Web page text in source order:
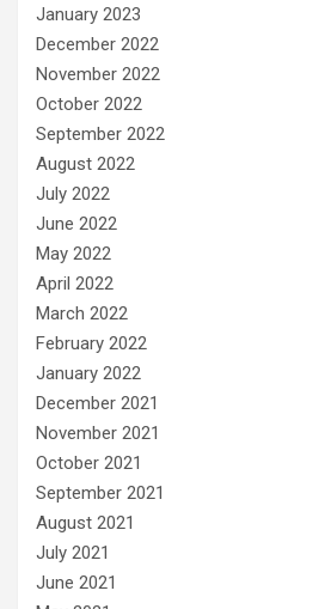
January 2023
December 2022
November 2022
October 2022
September 2022
August 2022
July 2022
June 2022
May 2022
April 2022
March 2022
February 2022
January 2022
December 2021
November 2021
October 2021
September 2021
August 2021
July 2021
June 2021